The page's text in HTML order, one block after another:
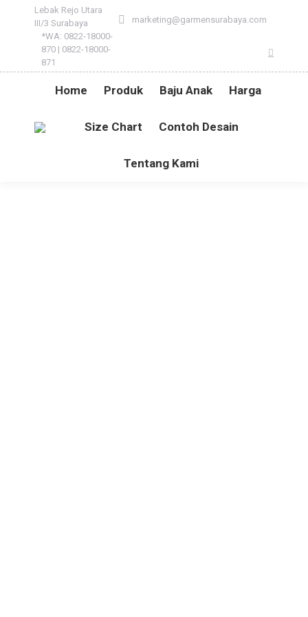
Lebak Rejo Utara
III/3 Surabaya
*WA: 0822-18000-
870 | 0822-18000-
871
marketing@garmensurabaya.com
Home Produk Baju Anak Harga
Size Chart Contoh Desain
Tentang Kami